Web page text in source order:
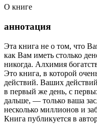
О книге
аннотация
Эта книга не о том, что
как Вам иметь столько
никогда. Алхимия
Это книга, в которой
действий. Ваших
в первый же день, с
дальше, — только ваша
несколько миллионов и
Книга публикуется в